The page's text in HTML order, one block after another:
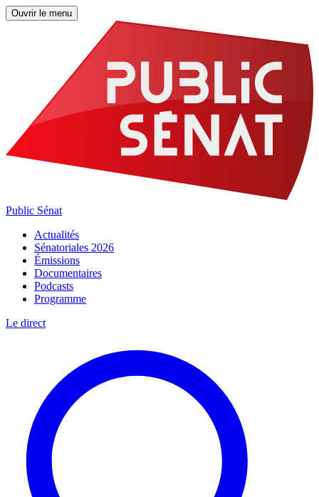
Ouvrir le menu
Public Sénat
Actualités
Sénatoriales 2026
Émissions
Documentaires
Podcasts
Programme
Le direct